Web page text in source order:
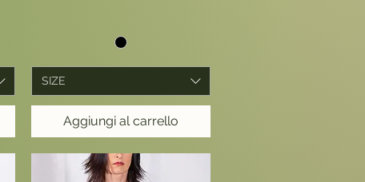
SIZE
Aggiungi al carrello